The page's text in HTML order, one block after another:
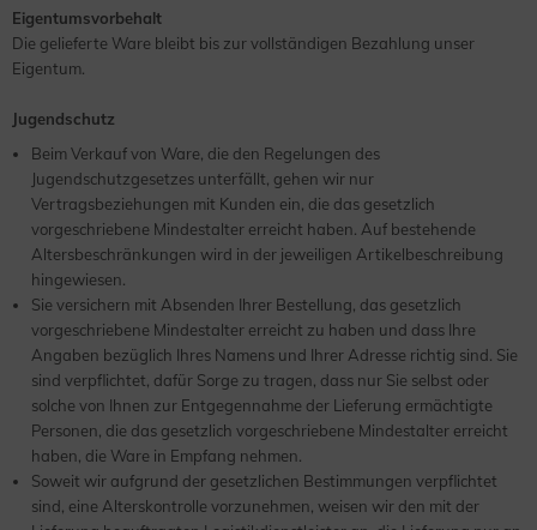
Eigentumsvorbehalt
Die gelieferte Ware bleibt bis zur vollständigen Bezahlung unser
Eigentum.
Jugendschutz
Beim Verkauf von Ware, die den Regelungen des
Jugendschutzgesetzes unterfällt, gehen wir nur
Vertragsbeziehungen mit Kunden ein, die das gesetzlich
vorgeschriebene Mindestalter erreicht haben. Auf bestehende
Altersbeschränkungen wird in der jeweiligen Artikelbeschreibung
hingewiesen.
Sie versichern mit Absenden Ihrer Bestellung, das gesetzlich
vorgeschriebene Mindestalter erreicht zu haben und dass Ihre
Angaben bezüglich Ihres Namens und Ihrer Adresse richtig sind. Sie
sind verpflichtet, dafür Sorge zu tragen, dass nur Sie selbst oder
solche von Ihnen zur Entgegennahme der Lieferung ermächtigte
Personen, die das gesetzlich vorgeschriebene Mindestalter erreicht
haben, die Ware in Empfang nehmen.
Soweit wir aufgrund der gesetzlichen Bestimmungen verpflichtet
sind, eine Alterskontrolle vorzunehmen, weisen wir den mit der